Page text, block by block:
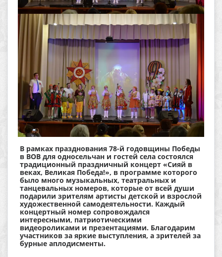
В рамках празднования 78-й годовщины Победы
в ВОВ для односельчан и гостей села состоялся
традиционный праздничный концерт «Сияй в
веках, Великая Победа!», в программе которого
было много музыкальных, театральных и
танцевальных номеров, которые от всей души
подарили зрителям артисты детской и взрослой
художественной самодеятельности. Каждый
концертный номер сопровождался
интересными, патриотическими
видеороликами и презентациями. Благодарим
участников за яркие выступления, а зрителей за
бурные аплодисменты.